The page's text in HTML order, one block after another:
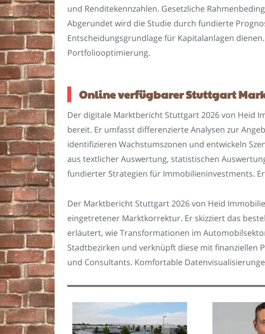
und Renditekennzahlen. Gesetzliche
Abgerundet wird die Studie durch fundierte
Entscheidungsgrundlage für Kapitalanlagen
Portfoliooptimierung.
Online verfügbarer Stuttgart
Der digitale Marktbericht Stuttgart 2026 von Heid
bereit. Er umfasst differenzierte Analysen zur
identifizieren Wachstumszonen und entwickeln
aus textlicher Auswertung, statistischen
fundierter Strategien für Immobilieninvestments.
Der Marktbericht Stuttgart 2026 von Heid
eingetretener Marktkorrektur. Er skizziert das
erläutert, wie Transformationen im
Stadtbezirken und verknüpft diese mit finanziellen
und Consultants. Komfortable